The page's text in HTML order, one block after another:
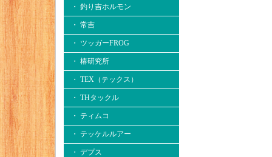
・ 釣り吉ホルモン
・ 常吉
・ ツッガーFROG
・ 椿研究所
・ TEX（テックス）
・ THタックル
・ ティムコ
・ テッケルルアー
・ デプス